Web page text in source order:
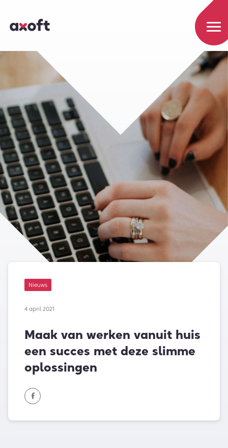
Nieuws
4 april 2021
Maak van werken vanuit huis
een succes met deze slimme
oplossingen